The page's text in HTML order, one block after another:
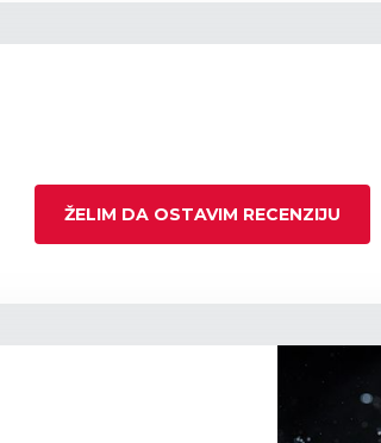
ŽELIM DA OSTAVIM RECENZIJU